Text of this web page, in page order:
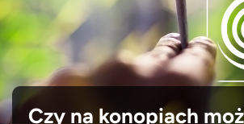
Czy na konopiach